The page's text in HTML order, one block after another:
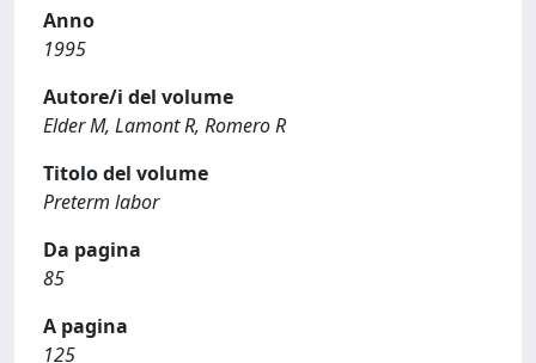
Anno
1995
Autore/i del volume
Elder M, Lamont R, Romero R
Titolo del volume
Preterm labor
Da pagina
85
A pagina
125